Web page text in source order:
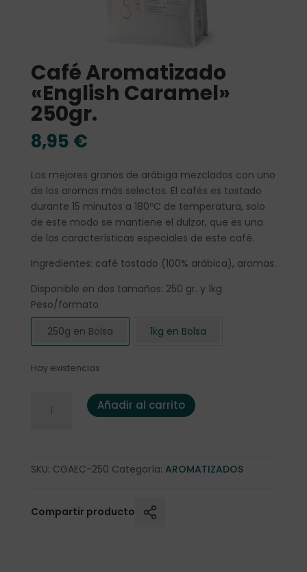
Café Aromatizado
«English Caramel»
250gr.
8,95 €
Los mejores granos de arábiga mezclados con uno
de los aromas más selectos. El cafés es tostado
durante 15 minutos a 180ºC de temperatura, solo
de este modo se mantiene el dulzor, que es una
de las características especiales de este café.
Ingredientes: café tostado (100% arábica), aromas.
Disponible en dos tamaños: 250 gr. y 1kg.
Peso/formato
250g en Bolsa
1kg en Bolsa
Hay existencias
Café Aromatizado "English Caramel" 250gr. cantidad
Añadir al carrito
SKU: CGAEC-250 Categoría: AROMATIZADOS
Compartir producto